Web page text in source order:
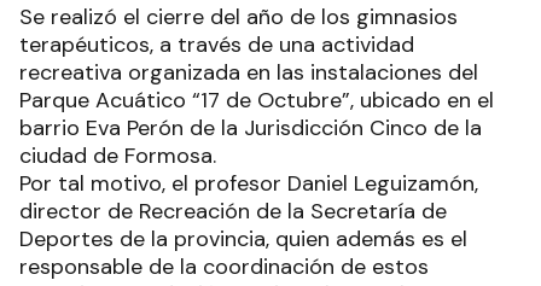
Se realizó el cierre del año de los gimnasios
terapéuticos, a través de una actividad
recreativa organizada en las instalaciones del
Parque Acuático “17 de Octubre”, ubicado en el
barrio Eva Perón de la Jurisdicción Cinco de la
ciudad de Formosa.
Por tal motivo, el profesor Daniel Leguizamón,
director de Recreación de la Secretaría de
Deportes de la provincia, quien además es el
responsable de la coordinación de estos